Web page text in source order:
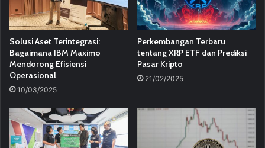
Solusi Aset Terintegrasi:
Bagaimana IBM Maximo
Mendorong Efisiensi
Operasional
10/03/2025
Perkembangan Terbaru
tentang XRP ETF dan Prediksi
Pasar Kripto
21/02/2025